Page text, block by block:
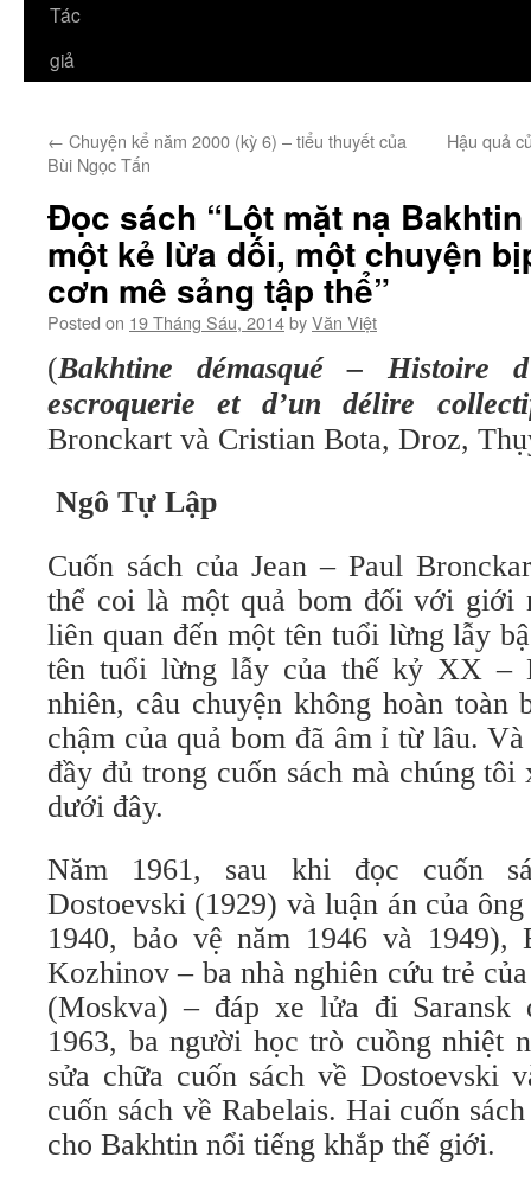
Tác
giả
← Chuyện kể năm 2000 (kỳ 6) – tiểu thuyết của
Bùi Ngọc Tấn
Hậu quả
Đọc sách “Lột mặt nạ
một kẻ lừa dối, một chuyện
cơn mê sảng tập thể”
Posted on 19 Tháng Sáu, 2014byVăn Việt
(Bakhtine démasqué – Histoire
escroquerie et d’un délire
Bronckart và Cristian Bota, Droz,
Ngô Tự Lập
Cuốn sách của Jean – Paul
thể coi là một quả bom đối với giới
liên quan đến một tên tuổi lừng lẫy
tên tuổi lừng lẫy của thế kỷ XX –
nhiên, câu chuyện không hoàn toàn
chậm của quả bom đã âm ỉ từ lâu.
đầy đủ trong cuốn sách mà chúng
dưới đây.
Năm 1961, sau khi đọc cuốn
Dostoevski (1929) và luận án của
1940, bảo vệ năm 1946 và 1949),
Kozhinov – ba nhà nghiên cứu trẻ
(Moskva) – đáp xe lửa đi Saransk
1963, ba người học trò cuồng nhiệt
sửa chữa cuốn sách về Dostoevski
cuốn sách về Rabelais. Hai cuốn
cho Bakhtin nổi tiếng khắp thế giới.